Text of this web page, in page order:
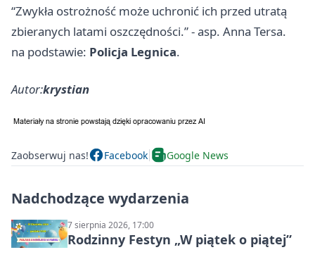
“Zwykła ostrożność może uchronić ich przed utratą
zbieranych latami oszczędności.” - asp. Anna Tersa.
na podstawie: Policja Legnica.
Autor:krystian
Zaobserwuj nas! Facebook Google News
Nadchodzące wydarzenia
7 sierpnia 2026, 17:00
Rodzinny Festyn „W piątek o piątej”